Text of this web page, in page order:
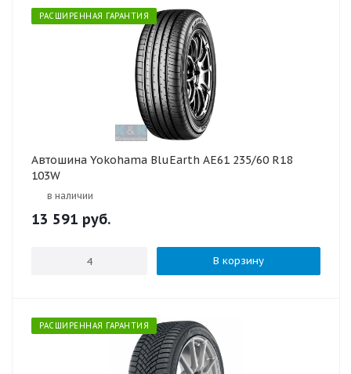
РАСШИРЕННАЯ ГАРАНТИЯ
Автошина Yokohama BluEarth AE61 235/60 R18
103W
в наличии
13 591 руб.
В корзину
РАСШИРЕННАЯ ГАРАНТИЯ